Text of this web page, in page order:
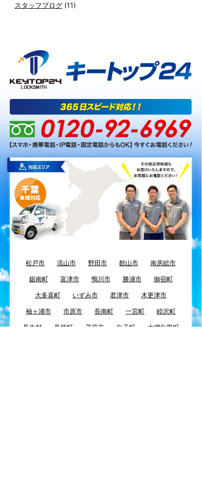
スタッフブログ (11)
松戸市 流山市 野田市 館山市 南房総市
鋸南町 富津市 鴨川市 勝浦市 御宿町
大多喜町 いずみ市 君津市 木更津市
袖ヶ浦市 市原市 長南町 一宮町 睦沢町
長生村 長柄町 茂原市 白子町 大網白里町